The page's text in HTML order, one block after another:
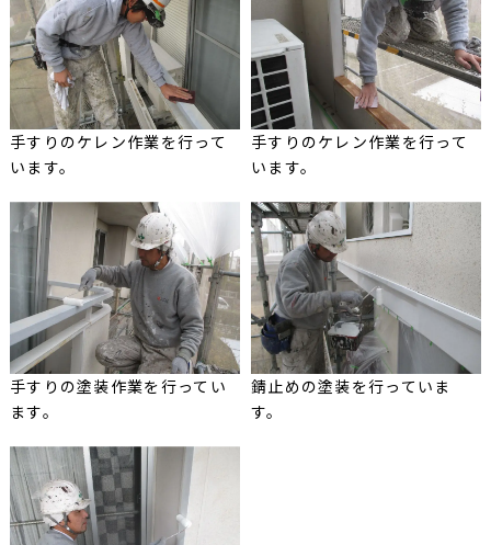
手すりのケレン作業を行って
います。
手すりのケレン作業を行って
います。
手すりの塗装作業を行ってい
ます。
錆止めの塗装を行っていま
す。